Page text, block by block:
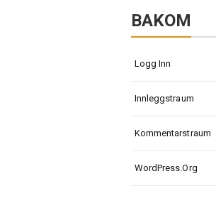
BAKOM
Logg Inn
Innleggstraum
Kommentarstraum
WordPress.org